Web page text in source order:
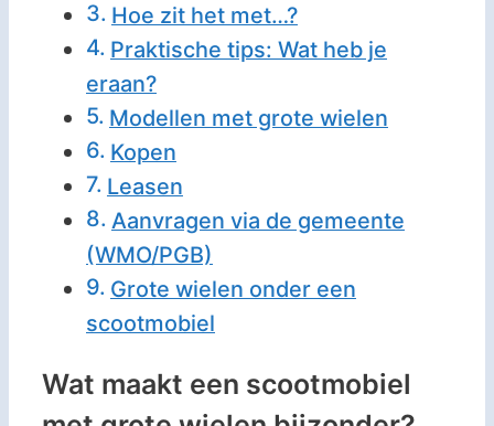
Hoe zit het met…?
Praktische tips: Wat heb je
eraan?
Modellen met grote wielen
Kopen
Leasen
Aanvragen via de gemeente
(WMO/PGB)
Grote wielen onder een
scootmobiel
Wat maakt een scootmobiel